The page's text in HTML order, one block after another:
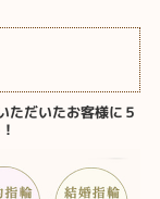
ただいたお客様に５